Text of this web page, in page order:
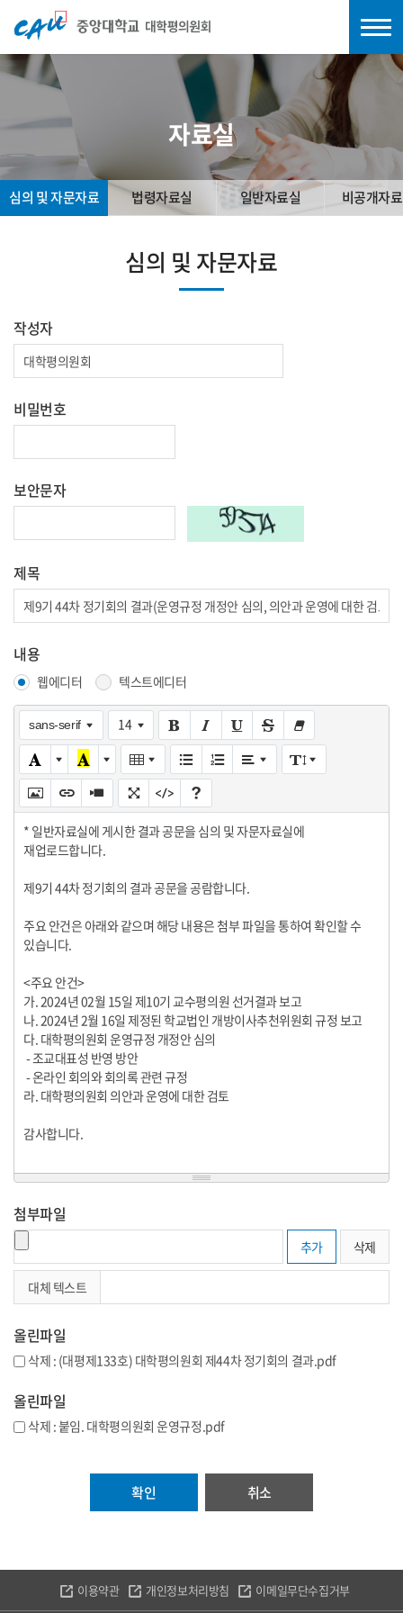
자료실
심의 및 자문자료 법령자료실 일반자료실 비공개자
심의 및 자문자료
작성자
비밀번호
보안문자
제목
내용
웹에디터 텍스트에디터
sans-serif 14
* 일반자료실에 게시한 결과 공문을 심의 및 자문자료실에
재업로드합니다.
제9기 44차 정기회의 결과 공문을 공람합니다.
주요 안건은 아래와 같으며 해당 내용은 첨부 파일을 통하여 확인할 수
있습니다.
<주요 안건>
가. 2024년 02월 15일 제10기 교수평의원 선거결과 보고
나. 2024년 2월 16일 제정된 학교법인 개방이사추천위원회 규정 보고
다. 대학평의원회 운영규정 개정안 심의
- 조교대표성 반영 방안
- 온라인 회의와 회의록 관련 규정
라. 대학평의원회 의안과 운영에 대한 검토
감사합니다.
첨부파일
추가 삭제
대체 텍스트
올린파일
삭제 : (대평제133호) 대학평의원회 제44차 정기회의 결과.pdf
올린파일
삭제 : 붙임. 대학평의원회 운영규정.pdf
취소
이용약관 개인정보처리방침 이메일무단수집거부